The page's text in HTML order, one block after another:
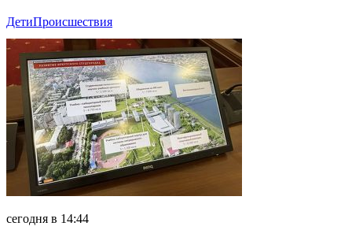
ДетиПроисшествия
сегодня в 14:44